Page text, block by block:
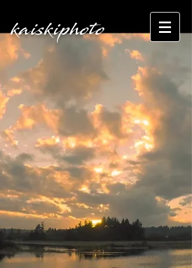
kaiskiphoto